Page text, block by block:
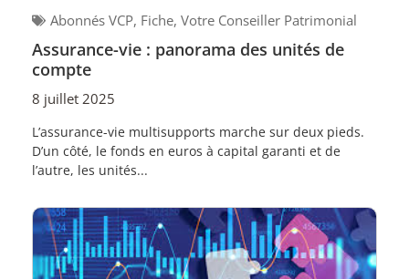
Abonnés VCP, Fiche, Votre Conseiller Patrimonial
Assurance-vie : panorama des unités de
compte
8 juillet 2025
L’assurance-vie multisupports marche sur deux pieds.
D’un côté, le fonds en euros à capital garanti et de
l’autre, les unités...